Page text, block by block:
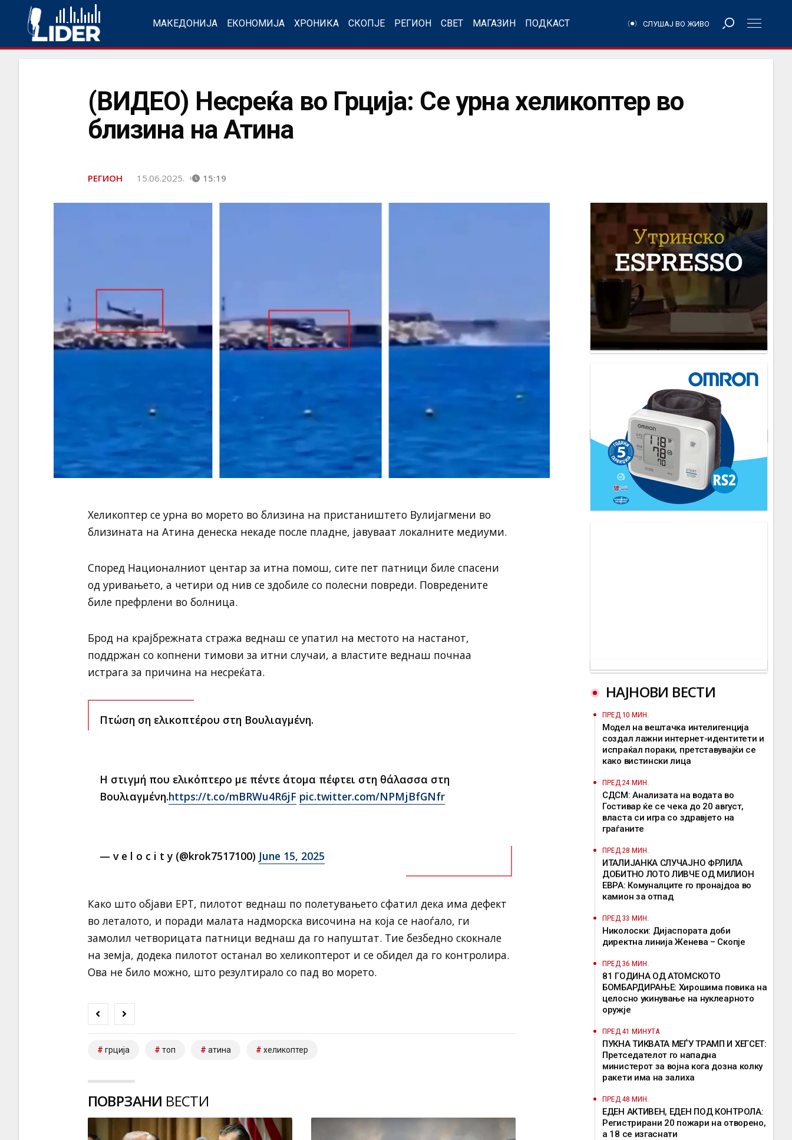
МАКЕДОНИЈА ЕКОНОМИЈА ХРОНИКА СКОПЈЕ РЕГИОН СВЕТ МАГАЗИН ПОДКАСТ СЛУШАЈ ВО ЖИВО
(ВИДЕО) Несреќа во Грција: Се урна хеликоптер во
близина на Атина
РЕГИОН 15.06.2025. 15:19
Хеликоптер се урна во морето во близина на пристаништето Вулијагмени во
близината на Атина денеска некаде после пладне, јавуваат локалните медиуми.
Според Националниот центар за итна помош, сите пет патници биле спасени
од уривањето, а четири од нив се здобиле со полесни повреди. Повредените
биле префрлени во болница.
Брод на крајбрежната стража веднаш се упатил на местото на настанот,
поддржан со копнени тимови за итни случаи, а властите веднаш почнаа
истрага за причина на несреќата.
Πτώση ση ελικοπτέρου στη Βουλιαγμένη.
Η στιγμή που ελικόπτερο με πέντε άτομα πέφτει στη θάλασσα στη
Βουλιαγμένη.https://t.co/mBRWu4R6jF pic.twitter.com/NPMjBfGNfr
— v e l o c i t y (@krok7517100) June 15, 2025
Како што објави ЕРТ, пилотот веднаш по полетувањето сфатил дека има дефект
во леталото, и поради малата надморска височина на која се наоѓало, ги
замолил четворицата патници веднаш да го напуштат. Тие безбедно скокнале
на земја, додека пилотот останал во хеликоптерот и се обидел да го контролира.
Ова не било можно, што резултирало со пад во морето.
грција топ атина хеликоптер
ПОВРЗАНИ ВЕСТИ
НАЈНОВИ ВЕСТИ
ПРЕД 10 МИН.
Mодел на вештачка интелигенција
создал лажни интернет-идентитети и
испраќал пораки, претставувајќи се
како вистински лица
ПРЕД 24 МИН.
СДСМ: Анализата на водата во
Гостивар ќе се чека до 20 август,
власта си игра со здравјето на
граѓаните
ПРЕД 28 МИН.
ИТАЛИЈАНКА СЛУЧАЈНО ФРЛИЛА
ДОБИТНО ЛОТО ЛИВЧЕ ОД МИЛИОН
ЕВРА: Комуналците го пронајдоа во
камион за отпад
ПРЕД 33 МИН.
Николоски: Дијаспората доби
директна линија Женева – Скопје
ПРЕД 36 МИН.
81 ГОДИНА ОД АТОМСКОТО
БОМБАРДИРАЊЕ: Хирошима повика на
целосно укинување на нуклеарното
оружје
ПРЕД 41 МИНУТА
ПУКНА ТИКВАТА МЕЃУ ТРАМП И ХЕГСЕТ:
Претседателот го нападна
министерот за војна кога дозна колку
ракети има на залиха
ПРЕД 48 МИН.
ЕДЕН АКТИВЕН, ЕДЕН ПОД КОНТРОЛА:
Регистрирани 20 пожари на отворено,
a 18 се изгаснати